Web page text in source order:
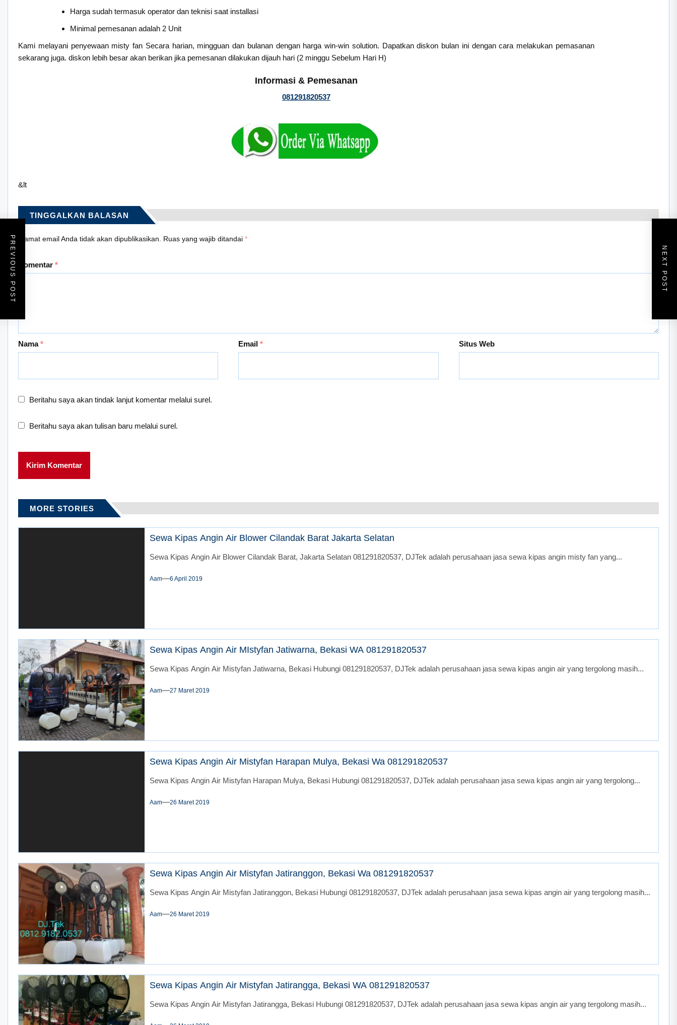
Harga sudah termasuk operator dan teknisi saat installasi
Minimal pemesanan adalah 2 Unit
Kami melayani penyewaan misty fan Secara harian, mingguan dan bulanan dengan harga win-win solution. Dapatkan diskon bulan ini dengan cara melakukan pemasanan
sekarang juga. diskon lebih besar akan berikan jika pemesanan dilakukan dijauh hari (2 minggu Sebelum Hari H)
Informasi & Pemesanan
081291820537
&lt
TINGGALKAN BALASAN
Alamat email Anda tidak akan dipublikasikan. Ruas yang wajib ditandai *
Komentar *
Nama* Email* Situs Web
Beritahu saya akan tindak lanjut komentar melalui surel.
Beritahu saya akan tulisan baru melalui surel.
PREVIOUS POST NEXT POST
MORE STORIES
Sewa Kipas Angin Air Blower Cilandak Barat Jakarta Selatan
Sewa Kipas Angin Air Blower Cilandak Barat, Jakarta Selatan 081291820537, DJTek adalah perusahaan jasa sewa kipas angin misty fan yang...
Aam 6 April 2019
Sewa Kipas Angin Air MIstyfan Jatiwarna, Bekasi WA 081291820537
Sewa Kipas Angin Air Mistyfan Jatiwarna, Bekasi Hubungi 081291820537, DJTek adalah perusahaan jasa sewa kipas angin air yang tergolong masih...
Aam 27 Maret 2019
Sewa Kipas Angin Air Mistyfan Harapan Mulya, Bekasi Wa 081291820537
Sewa Kipas Angin Air Mistyfan Harapan Mulya, Bekasi Hubungi 081291820537, DJTek adalah perusahaan jasa sewa kipas angin air yang tergolong...
Aam 26 Maret 2019
Sewa Kipas Angin Air Mistyfan Jatiranggon, Bekasi Wa 081291820537
Sewa Kipas Angin Air Mistyfan Jatiranggon, Bekasi Hubungi 081291820537, DJTek adalah perusahaan jasa sewa kipas angin air yang tergolong masih...
Aam 26 Maret 2019
Sewa Kipas Angin Air Mistyfan Jatirangga, Bekasi WA 081291820537
Sewa Kipas Angin Air Mistyfan Jatirangga, Bekasi Hubungi 081291820537, DJTek adalah perusahaan jasa sewa kipas angin air yang tergolong masih...